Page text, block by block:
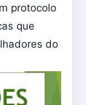
protocolo
que
do